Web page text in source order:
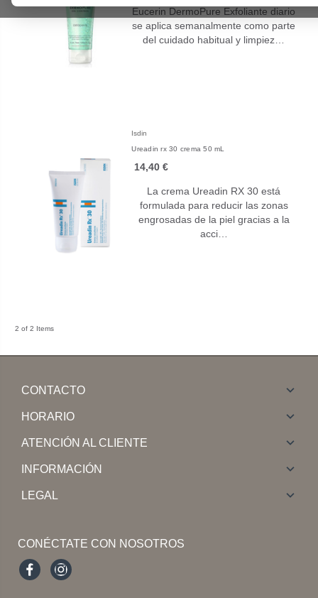
Eucerin DermoPure Exfoliante diario
se aplica semanalmente como parte
del cuidado habitual y limpiez…
Isdin
Ureadin rx 30 crema 50 mL
14,40 €
La crema Ureadin RX 30 está
formulada para reducir las zonas
engrosadas de la piel gracias a la
acci…
2 of 2 Items
CONTACTO
HORARIO
ATENCIÓN AL CLIENTE
INFORMACIÓN
LEGAL
CONÉCTATE CON NOSOTROS
FacebookInstagram